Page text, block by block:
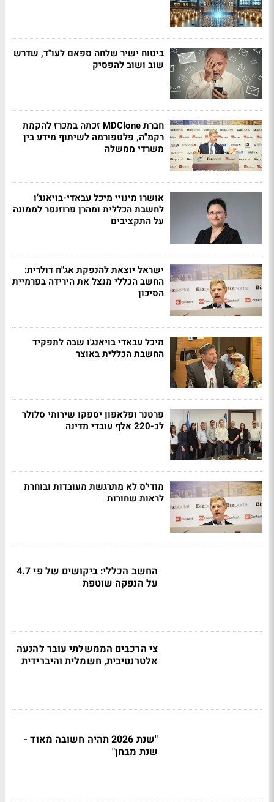
ביטוח ישיר שלחה ספאם לעו"ד, שדרש
שוב ושוב להפסיק
חברת MDClone זכתה במכרז להקמת
רקמ"ה, פלטפורמה לשיתוף מידע בין
משרדי ממשלה
אושרו מינויי מיכל עבאדי-בויאנג’ו
לחשבת הכללית ומהרן פרוזנפר לממונה
על התקציבים
ישראל יוצאת להנפקת אג"ח דולרית:
החשב הכללי מנצל את הירידה בפרמיית
הסיכון
מיכל עבאדי בויאנג'ו שבה לתפקיד
החשבת הכללית באוצר
פרטנר ופלאפון יספקו שירותי סלולר
לכ-220 אלף עובדי מדינה
מודי'ס לא מתרגשת מעובדות ובוחרת
לראות שחורות
החשב הכללי: ביקושים של פי 4.7
על הנפקה שוטפת
צי הרכבים הממשלתי עובר להנעה
אלטרנטיבית, חשמלית והיברידית
"שנת 2026 תהיה חשובה מאוד -
שנת מבחן"